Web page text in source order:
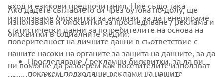
CORPORATE
FOR BUSINESS
MORE YAMAHA
вход и езикови предпочитания. Ние също така
използваме бисквитки за анализи, за да генерираме
статистически данни за потребителите на основа на
поверителност на личните данни в съответствие с
нашите насоки на органите за защита на данните, за да
ни помогне да разберем как посетителите използват
Ако дадете съгласието си чрез бутона по-долу, ще
използваме и бисквитки за проследяване / реклама и
бисквитки в социалните медии:
Проследяване / рекламни бисквитки, за да ви
покажем подходящи реклами на нашите